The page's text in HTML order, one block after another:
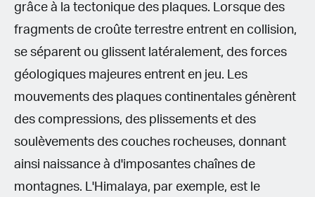
grâce à la tectonique des plaques. Lorsque des
fragments de croûte terrestre entrent en collision,
se séparent ou glissent latéralement, des forces
géologiques majeures entrent en jeu. Les
mouvements des plaques continentales génèrent
des compressions, des plissements et des
soulèvements des couches rocheuses, donnant
ainsi naissance à d'imposantes chaînes de
montagnes. L'Himalaya, par exemple, est le